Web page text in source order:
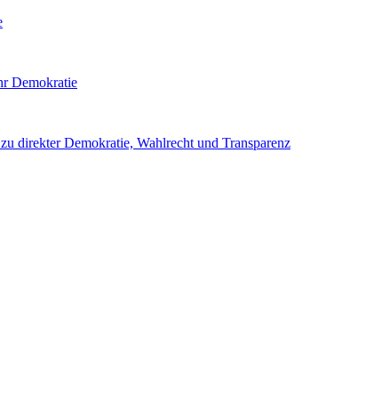
Demokratie
direkter Demokratie, Wahlrecht und Transparenz